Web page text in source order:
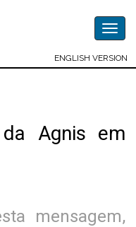
ENGLISH VERSION
Agnis em
mensagem,